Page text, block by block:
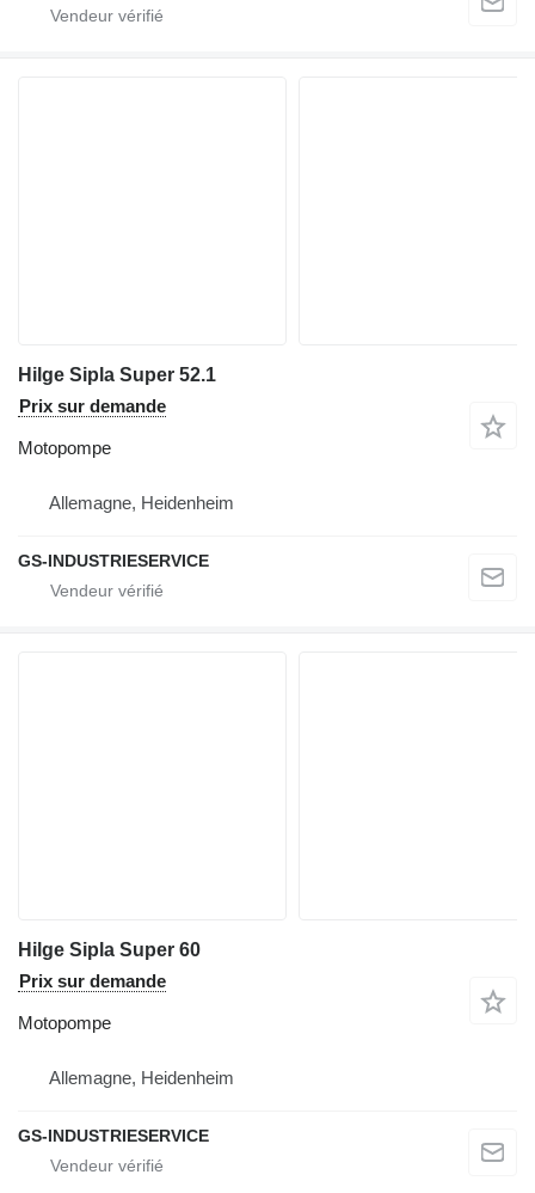
Hilge Sipla Super 52.1
Prix sur demande
Motopompe
Allemagne, Heidenheim
GS-INDUSTRIESERVICE
Hilge Sipla Super 60
Prix sur demande
Motopompe
Allemagne, Heidenheim
GS-INDUSTRIESERVICE